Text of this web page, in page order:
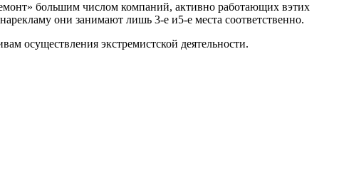
большим числом компаний, активно работающих вэтих
они занимают лишь 3-е и5-е места соответственно.
осуществления экстремистской деятельности.